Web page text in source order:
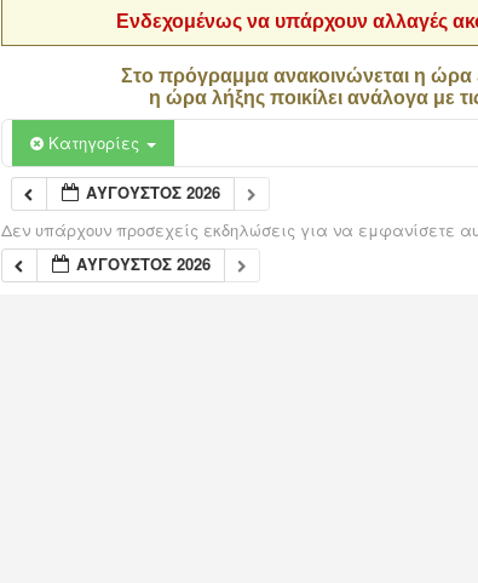
Ενδεχομένως να υπάρχουν αλλαγές
Στο πρόγραμμα ανακοινώνεται η ώρα
η ώρα λήξης ποικίλει ανάλογα με
Κατηγορίες
ΑΎΓΟΥΣΤΟΣ 2026
Δεν υπάρχουν προσεχείς εκδηλώσεις για να εμφανίσετε
ΑΎΓΟΥΣΤΟΣ 2026